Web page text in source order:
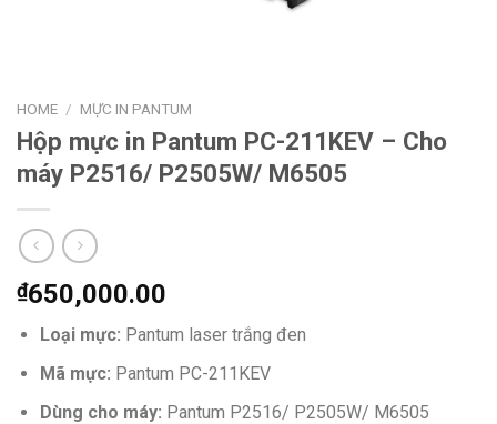
HOME / MỰC IN PANTUM
Hộp mực in Pantum PC-211KEV – Cho
máy P2516/ P2505W/ M6505
₫650,000.00
Loại mực: Pantum laser trắng đen
Mã mực: Pantum PC-211KEV
Dùng cho máy: Pantum P2516/ P2505W/ M6505